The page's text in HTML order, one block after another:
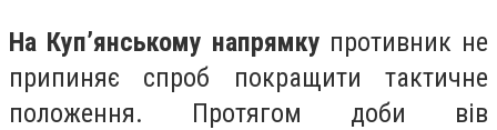
На Куп’янському напрямку противник не
припиняє спроб покращити тактичне
положення. Протягом доби вів